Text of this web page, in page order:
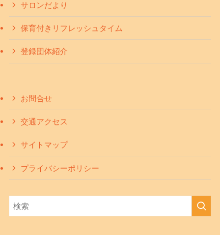
サロンだより
保育付きリフレッシュタイム
登録団体紹介
お問合せ
交通アクセス
サイトマップ
プライバシーポリシー